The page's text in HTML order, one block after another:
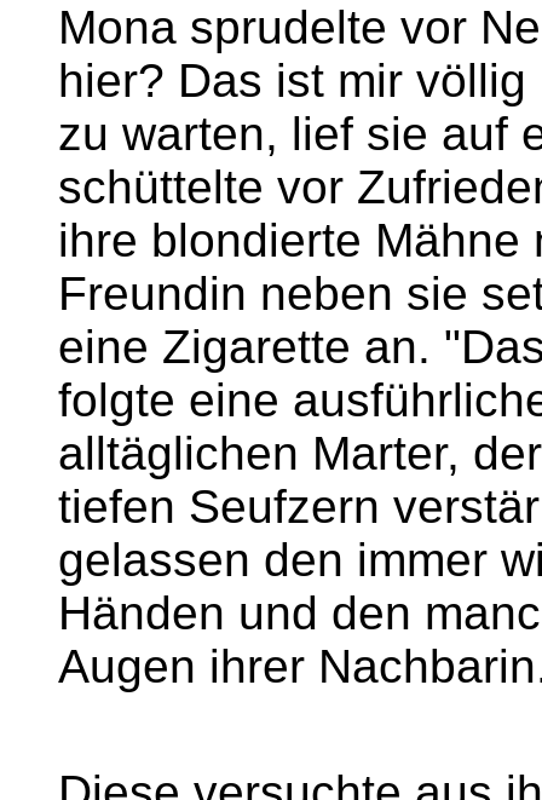
Mona sprudelte vor
hier? Das ist mir
zu warten, lief sie auf
schüttelte vor
ihre blondierte Mähne
Freundin neben sie
eine Zigarette an.
folgte eine
alltäglichen Marter,
tiefen Seufzern
gelassen den immer
Händen und den
Augen ihrer